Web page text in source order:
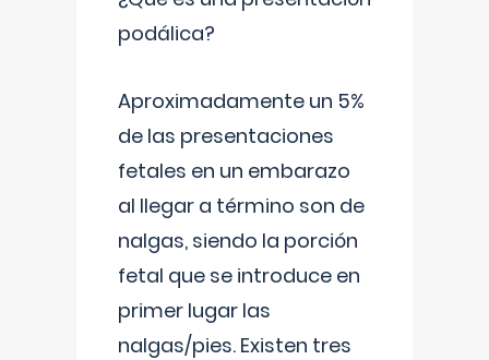
podálica?
Aproximadamente un 5%
de las presentaciones
fetales en un embarazo
al llegar a término son de
nalgas, siendo la porción
fetal que se introduce en
primer lugar las
nalgas/pies. Existen tres